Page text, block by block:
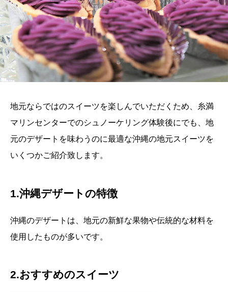
地元ならではのスイーツを楽しんでいただくため、糸満
マリンセンターでのシュノーケリング体験後にでも、地
元のデザートを味わうのに最適な沖縄の地元スイーツを
いくつかご紹介致します。
1.沖縄デザートの特徴
沖縄のデザートは、地元の新鮮な果物や伝統的な材料を
使用したものが多いです。
2.おすすめのスイーツ